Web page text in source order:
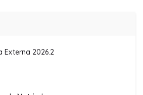
Externa 2026.2